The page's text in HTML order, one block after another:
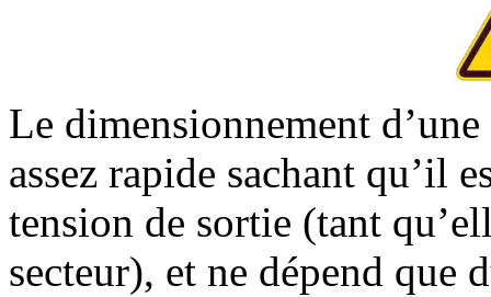
Le dimensionnement
assez rapide sachant qu’il
tension de sortie (tant
secteur), et ne dépend que